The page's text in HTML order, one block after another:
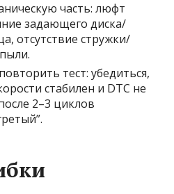
часть: люфт
задающего диска/
отсутствие стружки/
тест: убедиться,
стабилен и DTC не
2–3 циклов